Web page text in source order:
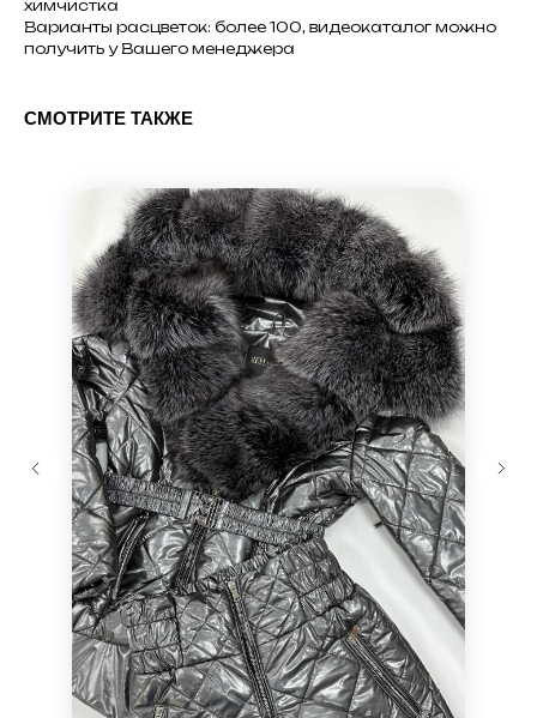
химчистка
Варианты расцветок: более 100, видеокаталог можно
получить у Вашего менеджера
СМОТРИТЕ ТАКЖЕ